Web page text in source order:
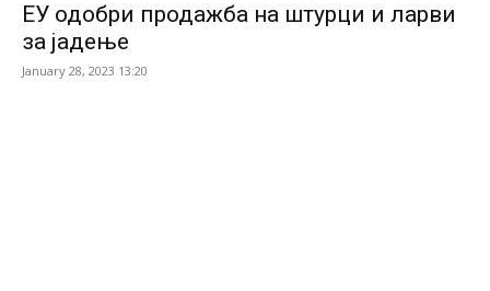
ЕУ одобри продажба на штурци и ларви
за јадење
January 28, 2023 13:20